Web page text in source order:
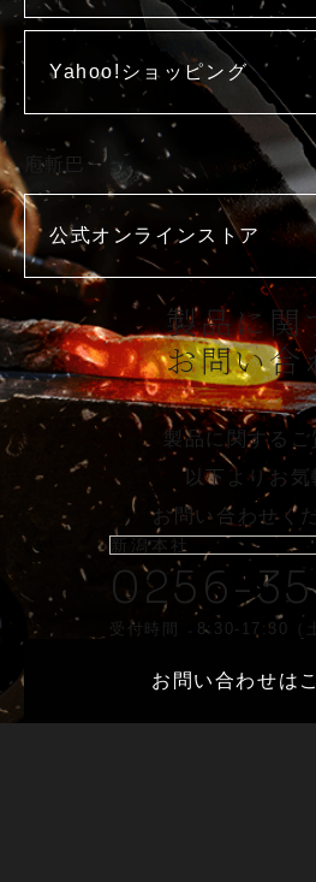
Yahoo!ショッピング
庖斬巴
公式オンラインストア
製品に関
お問い合
製品に関するご
以下よりお気
お問い合わせく
新潟本社
0256-
受付時間 8:30-17:30（
お問い合わせは